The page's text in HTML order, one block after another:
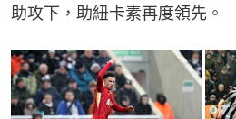
助攻下，助紐卡素再度領先。